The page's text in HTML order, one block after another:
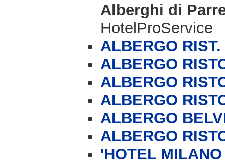
Alberghi di
HotelProService
ALBERGO
ALBERGO
ALBERGO
ALBERGO
ALBERGO
ALBERGO
'HOTEL